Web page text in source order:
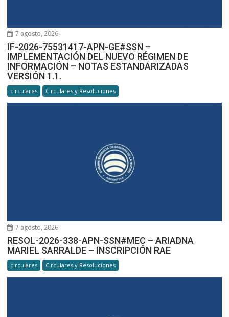
7 agosto, 2026
IF-2026-75531417-APN-GE#SSN –
IMPLEMENTACIÓN DEL NUEVO RÉGIMEN DE
INFORMACIÓN – NOTAS ESTANDARIZADAS
VERSIÓN 1.1.
circulares Circulares y Resoluciones
7 agosto, 2026
RESOL-2026-338-APN-SSN#MEC – ARIADNA
MARIEL SARRALDE – INSCRIPCIÓN RAE
circulares Circulares y Resoluciones